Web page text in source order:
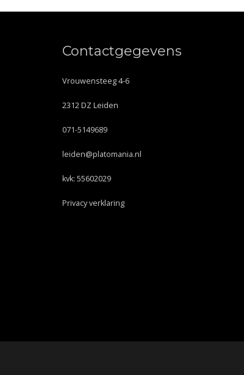
Contactgegevens
Vrouwensteeg 4-6
2312 DZ Leiden
071-5149689
leiden@platomania.nl
kvk: 55602029
Privacy verklaring